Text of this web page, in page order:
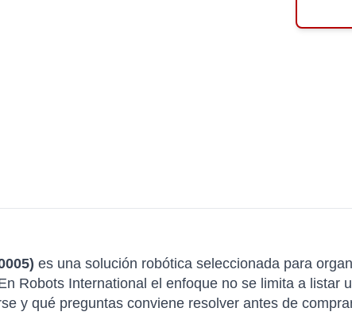
es una solución robótica seleccionada para
Robots International el enfoque no se limita a listar
y qué preguntas conviene resolver antes de